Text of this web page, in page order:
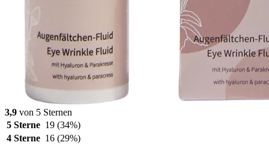
3,9 von 5 Sternen
5 Sterne 19 (34%)
4 Sterne 16 (29%)